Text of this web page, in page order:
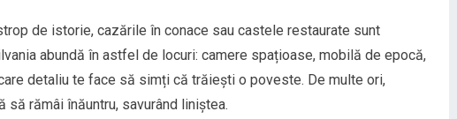
de istorie, cazările în conace sau castele restaurate sunt
abundă în astfel de locuri: camere spațioase, mobilă de epocă,
detaliu te face să simți că trăiești o poveste. De multe ori,
rămâi înăuntru, savurând liniștea.